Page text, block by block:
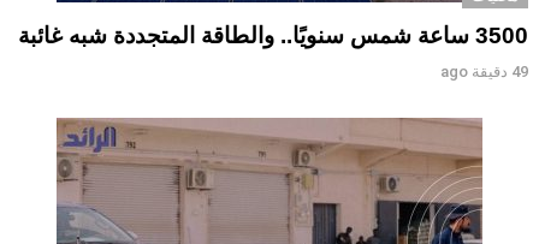
3500 ساعة شمس سنويًا.. والطاقة المتجددة شبه غائبة
49 دقيقة ago